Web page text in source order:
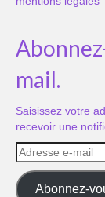
mail.
Saisissez votre
recevoir une
Adresse
e-
mail
Abonnez-